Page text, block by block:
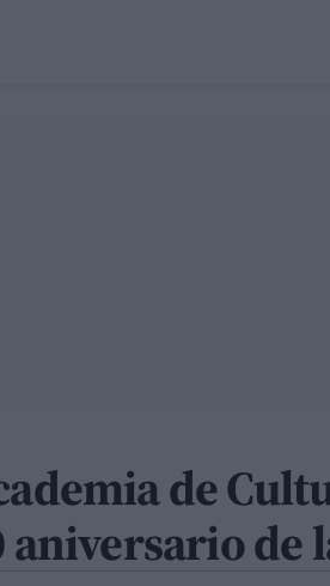
de
aniversario de